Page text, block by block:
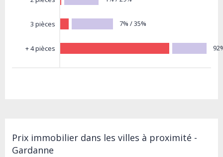
3 pièces
+ 4 pièces
7% / 35%
Prix immobilier dans les villes à proximité -
Gardanne